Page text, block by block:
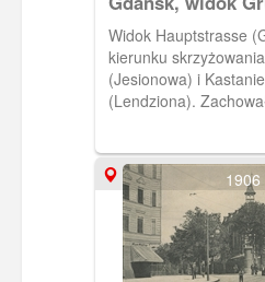
kierunku Oliwy
Widok Hauptstrasse
kierunku
(Jesionowa) i
(Lendziona).
zachował się dom z
wieżyczką. Obieg1906